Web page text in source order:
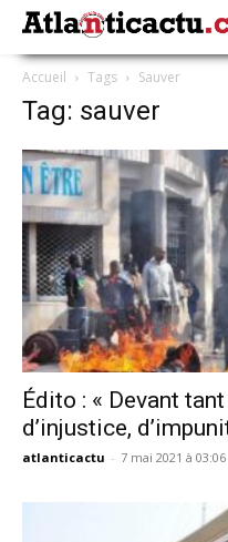
Accueil Tags Sauver
Tag: sauver
Édito : « Devant
d’injustice,
atlanticactu - 7 mai 2021 à 03:06